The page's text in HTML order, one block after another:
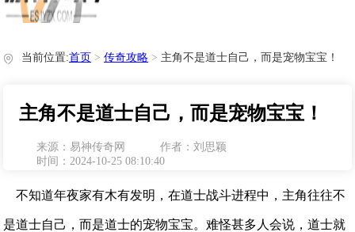
传奇攻略
心得玩法
当前位置:首页 > 传奇攻略 > 主角不是道士自己，而是宠物宝宝！
主角不是道士自己，而是宠物宝宝！
来源：易神传奇网
作者：刘思颖
时间：2024-10-25 08:10:40
不知道年夜家有木有发明，在道士战斗进程中，主角往往不
是道士自己，而是道士的宠物宝宝。难怪甚多人会说，道士就